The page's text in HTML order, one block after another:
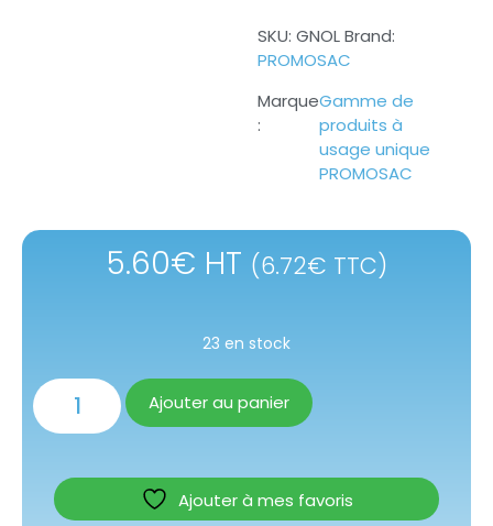
SKU: GNOLBrand:
PROMOSAC
Gamme de
produits à
usage unique
PROMOSAC
5.60€ HT (6.72€ TTC)
23 en stock
Ajouter au panier
Ajouter à mes favoris